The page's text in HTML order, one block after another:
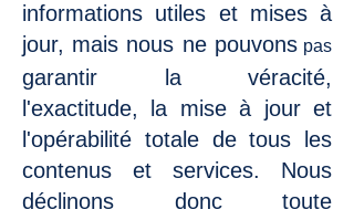
informations utiles et mises à
jour, mais nous ne pouvonspas
garantir la véracité,
l'exactitude, la mise à jour et
l'opérabilité totale de tous les
contenus et services. Nous
déclinons donc toute